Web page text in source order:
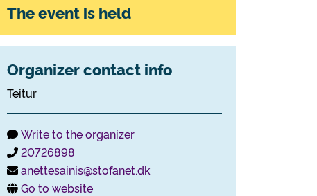
The event is held
Organizer contact info
Teitur
Write to the organizer
20726898
anettesainis@stofanet.dk
Go to website